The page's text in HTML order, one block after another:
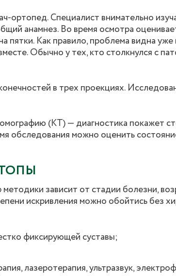
ортопед. Специалист внимательно
анамнез. Во время осмотра
пятки. Как правило, проблема видна
Обычно у тех, кто столкнулся с
в трех проекциях.
(КТ) — диагностика покажет
обследования можно оценить
зависит от стадии болезни,
искривления можно обойтись без
фиксирующей суставы;
лазеротерапия, ультразвук,